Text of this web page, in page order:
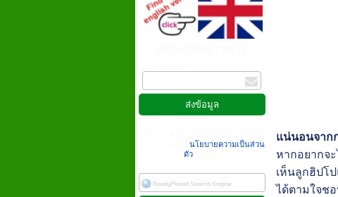
นโยบายความเป็นส่วน
ตัว
แน่นอนจาก
หากอยากจ
เห็นลูกฮิปโ
ได้ตามใจช